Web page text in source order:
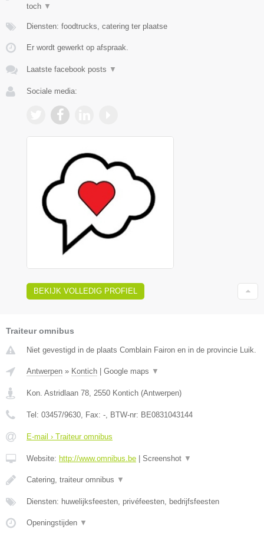
toch ▼
Diensten: foodtrucks, catering ter plaatse
Er wordt gewerkt op afspraak.
Laatste facebook posts ▼
Sociale media:
BEKIJK VOLLEDIG PROFIEL
Traiteur omnibus
Niet gevestigd in de plaats Comblain Fairon en in de provincie Luik.
Antwerpen » Kontich Google maps ▼
Kon. Astridlaan 78 2550 Kontich (Antwerpen)
Tel: 03457/9630 , Fax: - , BTW-nr: BE0831043144
E-mail › Traiteur omnibus
Website: http://www.omnibus.be Screenshot ▼
Catering, traiteur omnibus ▼
Diensten: huwelijksfeesten, privéfeesten, bedrijfsfeesten
Openingstijden ▼